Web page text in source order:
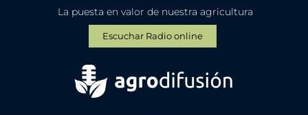
La puesta en valor de nuestra agricultura
Escuchar Radio online